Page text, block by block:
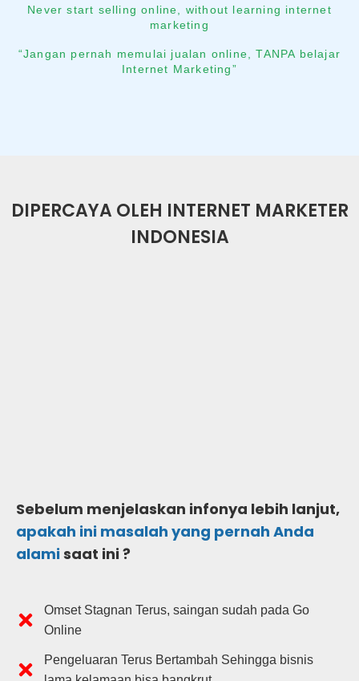
Never start selling online, without learning internet
marketing
“Jangan pernah memulai jualan online, TANPA belajar
Internet Marketing”
DIPERCAYA OLEH INTERNET MARKETER
INDONESIA
Sebelum menjelaskan infonya lebih lanjut,
apakah ini masalah yang pernah Anda
alamisaat ini ?
Omset Stagnan Terus, saingan sudah pada Go
Online
Pengeluaran Terus Bertambah Sehingga bisnis